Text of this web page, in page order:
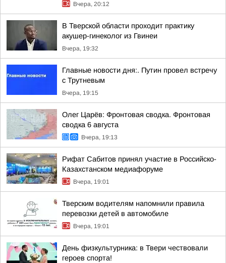
Вчера, 20:12
В Тверской области проходит практику
акушер-гинеколог из Гвинеи
Вчера, 19:32
Главные новости дня:. Путин провел встречу
с Трутневым
Вчера, 19:15
Олег Царёв: Фронтовая сводка. Фронтовая
сводка 6 августа
Вчера, 19:13
Рифат Сабитов принял участие в Российско-
Казахстанском медиафоруме
Вчера, 19:01
Тверским водителям напомнили правила
перевозки детей в автомобиле
Вчера, 19:01
День физкультурника: в Твери чествовали
героев спорта!